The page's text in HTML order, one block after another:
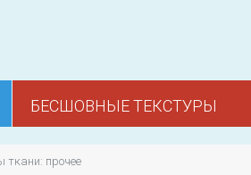
БЕСШОВНЫЕ ТЕКСТУРЫ
ткани: прочее